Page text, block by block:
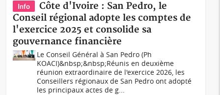
Info
Côte d'Ivoire : San Pedro, le
Conseil régional adopte les comptes de
l'exercice 2025 et consolide sa
gouvernance financière
Le Conseil Général à San Pedro (Ph
KOACI)&nbsp;&nbsp;Réunis en deuxième
réunion extraordinaire de l'exercice 2026, les
Conseillers régionaux de San Pedro ont adopté
les principaux actes de g...